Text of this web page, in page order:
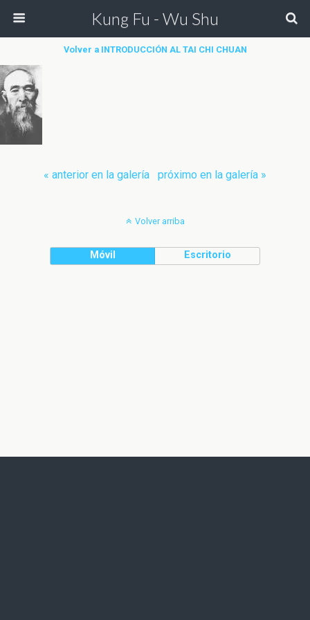
Kung Fu - Wu Shu
Volver a INTRODUCCIÓN AL TAI CHI CHUAN
« anterior en la galería próximo en la galería »
Volver arriba
Móvil Escritorio